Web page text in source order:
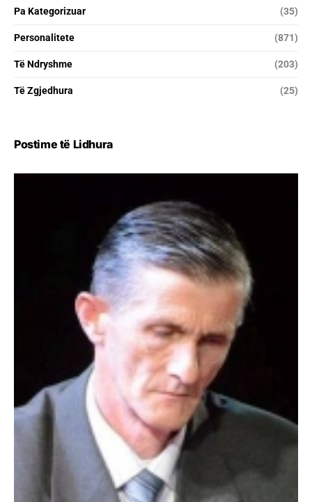
Pa Kategorizuar (35)
Personalitete (871)
Të Ndryshme (203)
Të Zgjedhura (25)
Postime të Lidhura